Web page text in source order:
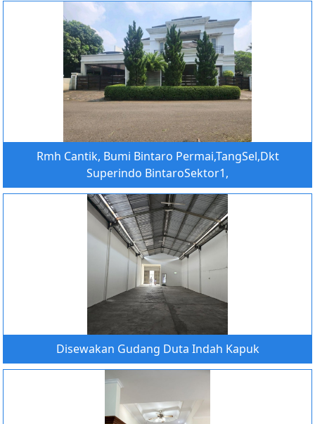
Rmh Cantik, Bumi Bintaro Permai,TangSel,Dkt
Superindo BintaroSektor1,
Disewakan Gudang Duta Indah Kapuk